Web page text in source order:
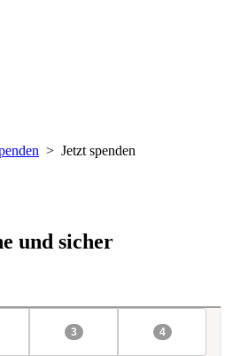
> Jetzt spenden
und sicher